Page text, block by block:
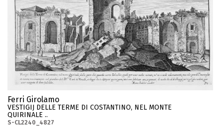
Ferri Girolamo
VESTIGIJ DELLE TERME DI COSTANTINO, NEL MONTE
QUIRINALE ..
S-CL2240_4827